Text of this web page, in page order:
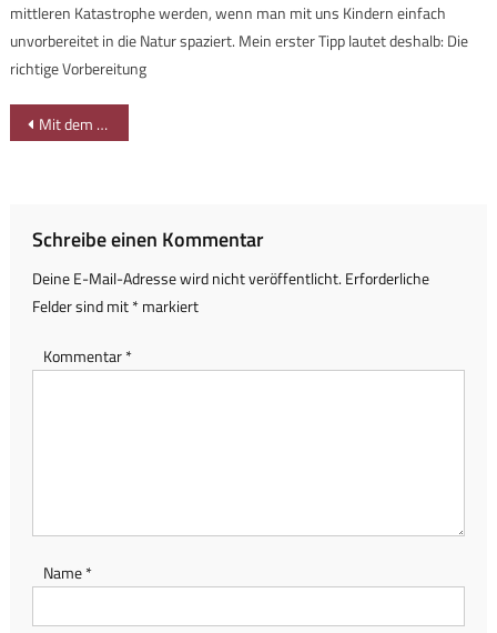
mittleren Katastrophe werden, wenn man mit uns Kindern einfach
unvorbereitet in die Natur spaziert. Mein erster Tipp lautet deshalb: Die
richtige Vorbereitung
Beitragsnavigation
Mit dem Dampfzug durch den Bregenzerwald
Schreibe einen Kommentar
Deine E-Mail-Adresse wird nicht veröffentlicht. Erforderliche
Felder sind mit*markiert
Kommentar*
Name*